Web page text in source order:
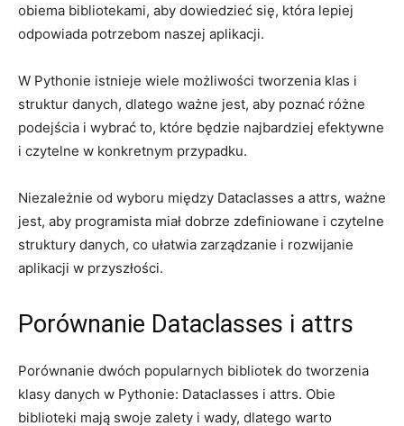
obiema bibliotekami, aby dowiedzieć się, która lepiej
odpowiada ⁣potrzebom naszej aplikacji.
W Pythonie istnieje wiele⁣ możliwości ⁤tworzenia klas i
struktur danych,⁣ dlatego ważne jest, aby poznać​ różne
⁤podejścia i wybrać to, które będzie najbardziej efektywne
i czytelne ⁤w konkretnym przypadku.
Niezależnie od wyboru między Dataclasses a attrs,⁢ ważne
jest, ⁢aby programista⁤ miał dobrze ‍zdefiniowane i czytelne
​struktury danych, co ułatwia zarządzanie i rozwijanie
aplikacji w przyszłości.
Porównanie Dataclasses i⁢ attrs
Porównanie dwóch‍ popularnych bibliotek do tworzenia
klasy danych w Pythonie: Dataclasses i attrs. Obie⁣
biblioteki mają swoje⁢ zalety ​i wady,‌ dlatego warto